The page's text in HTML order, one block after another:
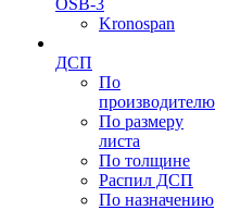
OSB-3
Kronospan
ДСП
По
производителю
По размеру
листа
По толщине
Распил ДСП
По назначению